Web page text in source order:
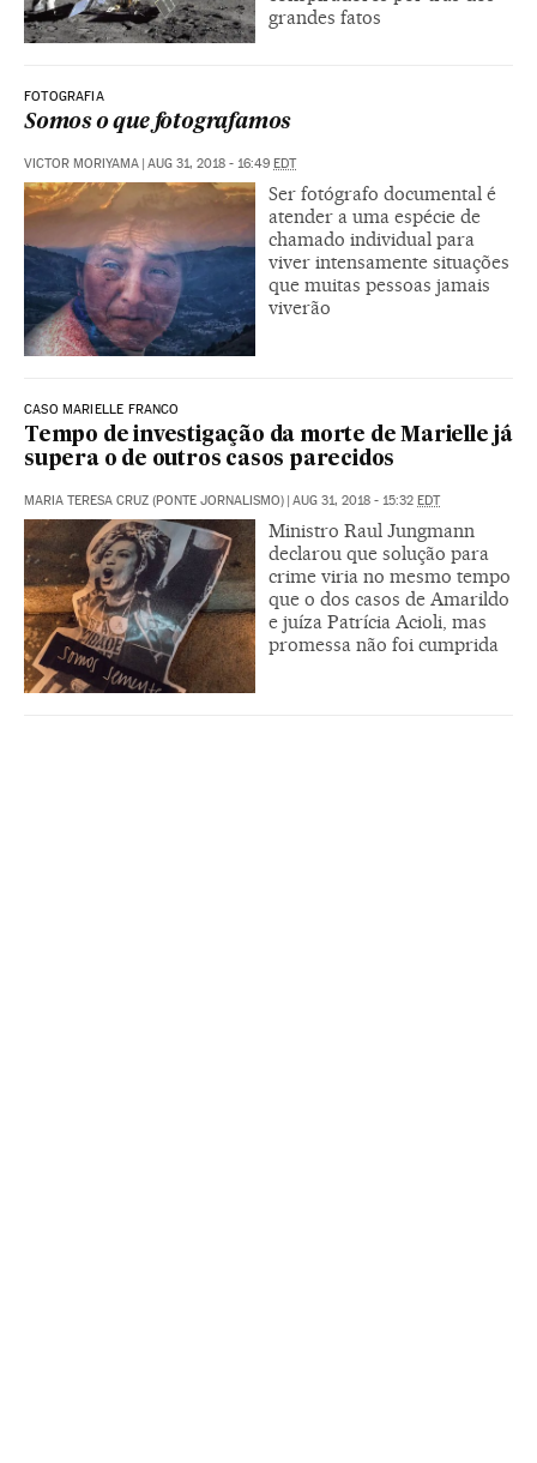
grandes fatos
FOTOGRAFIA
Somos o que fotografamos
VICTOR MORIYAMA | AUG 31, 2018 - 16:49 EDT
Ser fotógrafo documental é
atender a uma espécie de
chamado individual para
viver intensamente situações
que muitas pessoas jamais
viverão
CASO MARIELLE FRANCO
Tempo de investigação da morte de Marielle já
supera o de outros casos parecidos
MARIA TERESA CRUZ (PONTE JORNALISMO) | AUG 31, 2018 - 15:32 EDT
Ministro Raul Jungmann
declarou que solução para
crime viria no mesmo tempo
que o dos casos de Amarildo
e juíza Patrícia Acioli, mas
promessa não foi cumprida